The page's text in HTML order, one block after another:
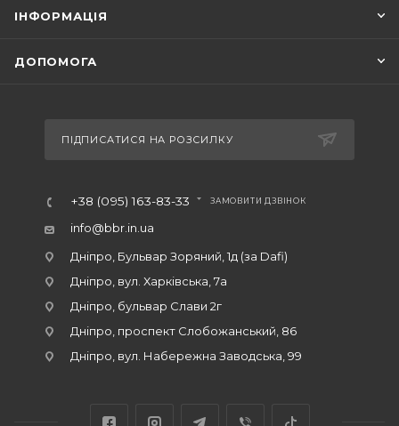
ІНФОРМАЦІЯ
ДОПОМОГА
ПІДПИСАТИСЯ НА РОЗСИЛКУ
+38 (095) 163-83-33 ЗАМОВИТИ ДЗВІНОК
info@bbr.in.ua
Дніпро, Бульвар Зоряний, 1д (за Dafi)
Дніпро, вул. Харківська, 7а
Дніпро, бульвар Слави 2г
Дніпро, проспект Слобожанський, 86
Дніпро, вул. Набережна Заводська, 99